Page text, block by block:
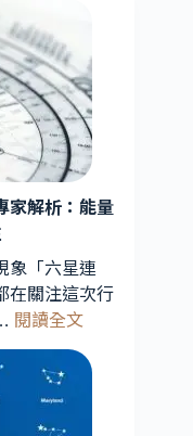
家解析：能量
象「六星連
在關注這次行
閱讀全文:
星